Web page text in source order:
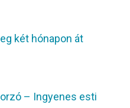
két hónapon át
– Ingyenes esti